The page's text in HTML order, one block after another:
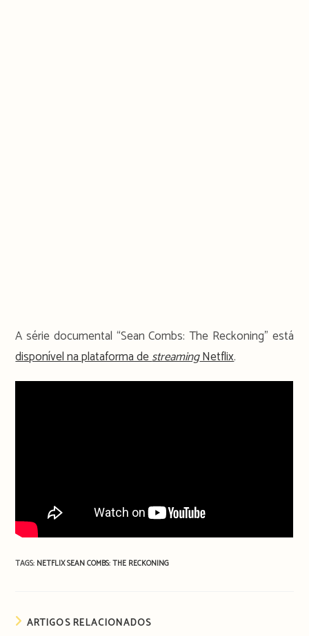
A série documental “Sean Combs: The Reckoning” está
disponível na plataforma destreamingNetflix.
TAGS: NETFLIXSEAN COMBS: THE RECKONING
ARTIGOS RELACIONADOS